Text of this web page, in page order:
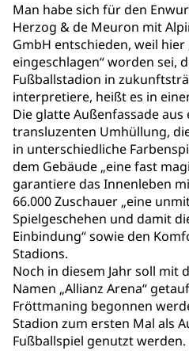
Man habe sich für den
Herzog & de Meuron mit
GmbH entschieden, weil
eingeschlagen“ worden sei,
Fußballstadion in
interpretiere, heißt es in
Die glatte Außenfassade
transluzenten Umhüllung,
in unterschiedliche
dem Gebäude „eine fast
garantiere das Innenleben
66.000 Zuschauer „eine
Spielgeschehen und damit
Einbindung“ sowie den
Stadions.
Noch in diesem Jahr soll mit
Namen „Allianz Arena“
Fröttmaning begonnen
Stadion zum ersten Mal als
Fußballspiel genutzt werden.